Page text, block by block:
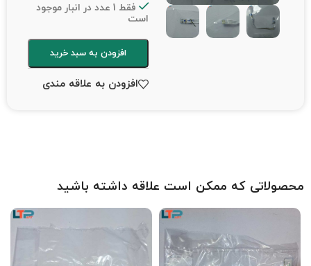
فقط 1 عدد در انبار موجود
است
افزودن به سبد خرید
افزودن به علاقه مندی
محصولاتی که ممکن است علاقه داشته باشید